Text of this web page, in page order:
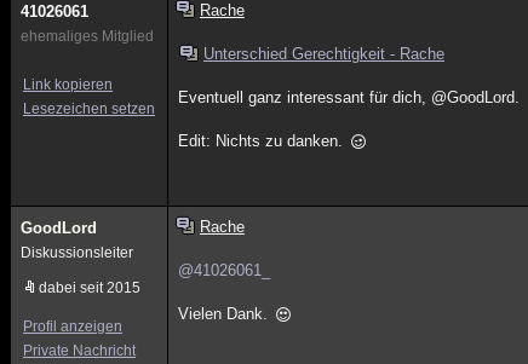
41026061
ehemaliges Mitglied
Link kopieren
Lesezeichen setzen
Rache
Unterschied Gerechtigkeit - Rache
Eventuell ganz interessant für dich, @GoodLord.
Edit: Nichts zu danken.
GoodLord
Diskussionsleiter
dabei seit 2015
Profil anzeigen
Private Nachricht
Rache
@41026061_
Vielen Dank.